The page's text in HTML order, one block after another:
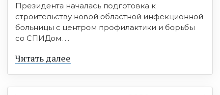
Президента началась подготовка к
строительству новой областной инфекционной
больницы с центром профилактики и борьбы
со СПИДом. ...
Читать далее